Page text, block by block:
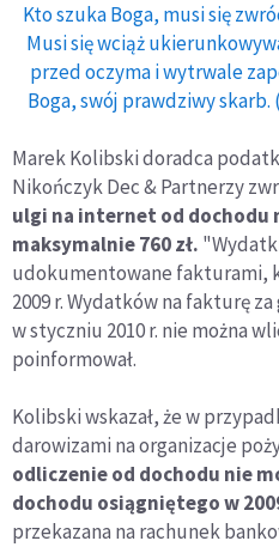
Kto szuka Boga, musi się
Musi się wciąż
przed oczyma i wytrwale
Boga, swój prawdziwy skarb.
Marek Kolibski doradca
Nikończyk Dec & Partnerzy
ulgi na internet od dochodu
maksymalnie 760 zł.
udokumentowane fakturami,
2009 r. Wydatków na fakturę
w styczniu 2010 r. nie można
poinformował.
Kolibski wskazał, że w
darowizami na organizacje
odliczenie od dochodu nie
dochodu osiągniętego w
przekazana na rachunek